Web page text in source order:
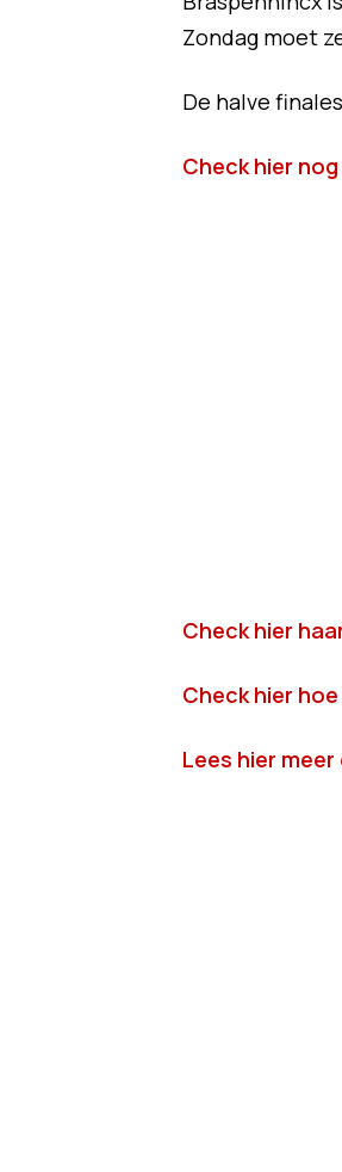
Zondag moet
De halve
Check hier
Check hier
Check hier
Lees hier